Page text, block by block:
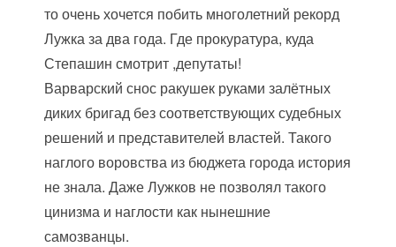
то очень хочется побить многолетний рекорд
Лужка за два года. Где прокуратура, куда
Степашин смотрит ,депутаты!
Варварский снос ракушек руками залётных
диких бригад без соответствующих судебных
решений и представителей властей. Такого
наглого воровства из бюджета города история
не знала. Даже Лужков не позволял такого
цинизма и наглости как нынешние
самозванцы.